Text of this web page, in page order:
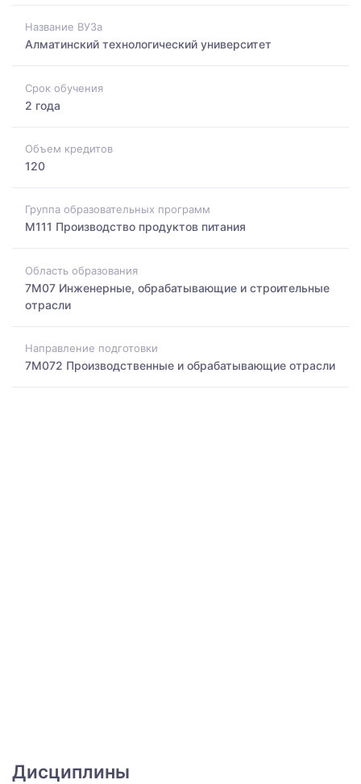
Название ВУЗа
Алматинский технологический университет
Срок обучения
2 года
Объем кредитов
120
Группа образовательных программ
M111 Производство продуктов питания
Область образования
7M07 Инженерные, обрабатывающие и строительные
отрасли
Направление подготовки
7M072 Производственные и обрабатывающие отрасли
Дисциплины